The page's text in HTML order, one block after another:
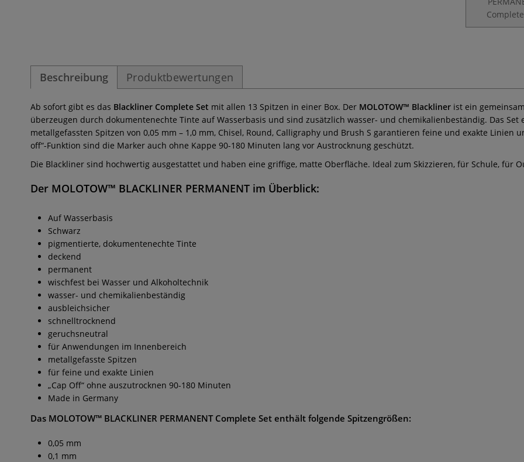
Beschreibung Produktbewertungen
Ab sofort gibt es das Blackliner Complete Set mit allen 13 Spitzen in einer Box. Der MOLOTOW™ Blackliner ist ein
überzeugen durch dokumentenechte Tinte auf Wasserbasis und sind zusätzlich wasser- und chemikalienbeständig. Das Set
metallgefassten Spitzen von 0,05 mm – 1,0 mm, Chisel, Round, Calligraphy und Brush S garantieren feine und exakte Linien
off“-Funktion sind die Marker auch ohne Kappe 90-180 Minuten lang vor Austrocknung geschützt.
Die Blackliner sind hochwertig ausgestattet und haben eine griffige, matte Oberfläche. Ideal zum Skizzieren, für Schule, für
Der MOLOTOW™ BLACKLINER PERMANENT im Überblick:
Auf Wasserbasis
Schwarz
pigmentierte, dokumentenechte Tinte
deckend
permanent
wischfest bei Wasser und Alkoholtechnik
wasser- und chemikalienbeständig
ausbleichsicher
schnelltrocknend
geruchsneutral
für Anwendungen im Innenbereich
metallgefasste Spitzen
für feine und exakte Linien
„Cap Off“ ohne auszutrocknen 90-180 Minuten
Made in Germany
Das MOLOTOW™ BLACKLINER PERMANENT Complete Set enthält folgende Spitzengrößen:
0,05 mm
0,1 mm